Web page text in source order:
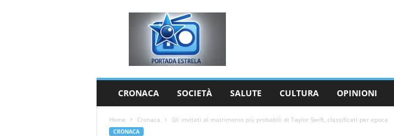
CRONACA SOCIETÀ SALUTE CULTURA OPINIONI
Home Cronaca Gli invitati al matrimonio più probabili di Taylor Swift, classificati per epoca
CRONACA